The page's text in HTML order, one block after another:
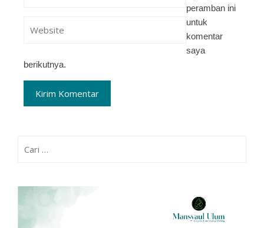
peramban ini
untuk
komentar
saya
berikutnya.
untuk: